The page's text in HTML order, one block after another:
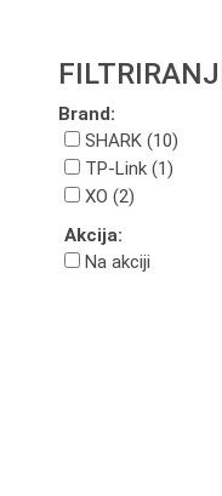
Brand:
SHARK (10)
TP-Link (1)
XO (2)
Akcija:
Na akciji